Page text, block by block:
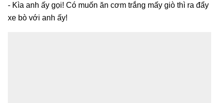
- Kìa anh ấy gọi! Có muốn ăn cơm trắng mấy giò thì ra đẩy
xe bò với anh ấy!